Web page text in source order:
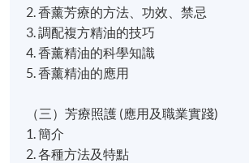
2. 香薰芳療的方法、功效、禁忌
3. 調配複方精油的技巧
4. 香薰精油的科學知識
5. 香薰精油的應用
（三）芳療照護 (應用及職業實踐)
1. 簡介
2. 各種方法及特點